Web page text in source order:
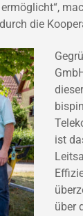
die
ist
über